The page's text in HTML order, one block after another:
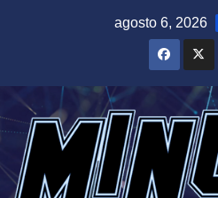
agosto 6, 2026